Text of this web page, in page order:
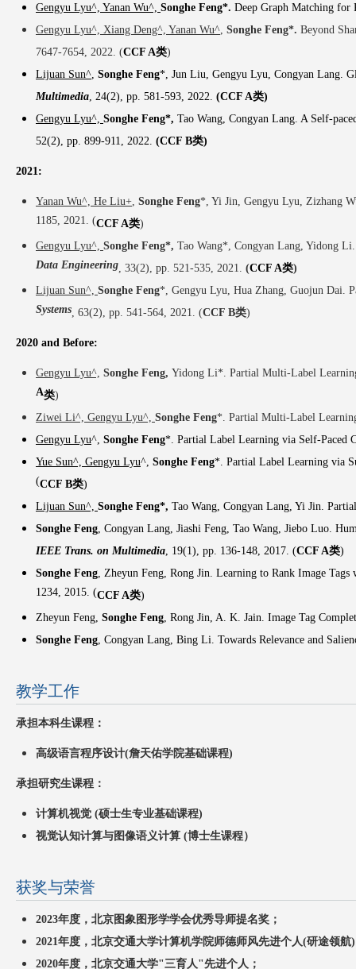
Gengyu Lyu^, Yanan Wu^, Songhe Feng*. Deep Graph Matching
Gengyu Lyu^, Xiang Deng^, Yanan Wu^, Songhe Feng*. Beyond
7647-7654, 2022. (CCF A类)
Lijuan Sun^, Songhe Feng*, Jun Liu, Gengyu Lyu, Congyan Lang.
Multimedia, 24(2), pp. 581-593, 2022. (CCF A类)
Gengyu Lyu^, Songhe Feng*, Tao Wang, Congyan Lang. A Self-
52(2), pp. 899-911, 2022. (CCF B类)
2021:
Yanan Wu^, He Liu+, Songhe Feng*, Yi Jin, Gengyu Lyu, Zizhang
1185, 2021. (CCF A类)
Gengyu Lyu^, Songhe Feng*, Tao Wang*, Congyan Lang, Yidong
Data Engineering, 33(2), pp. 521-535, 2021. (CCF A类)
Lijuan Sun^, Songhe Feng*, Gengyu Lyu, Hua Zhang, Guojun Dai.
Systems, 63(2), pp. 541-564, 2021. (CCF B类)
2020 and Before:
Gengyu Lyu^, Songhe Feng, Yidong Li*. Partial Multi-Label
A类)
Ziwei Li^, Gengyu Lyu^, Songhe Feng*. Partial Multi-Label
Gengyu Lyu^, Songhe Feng*. Partial Label Learning via Self-Paced
Yue Sun^, Gengyu Lyu^, Songhe Feng*. Partial Label Learning via
(CCF B类)
Lijuan Sun^, Songhe Feng*, Tao Wang, Congyan Lang, Yi Jin.
Songhe Feng, Congyan Lang, Jiashi Feng, Tao Wang, Jiebo Luo.
IEEE Trans. on Multimedia, 19(1), pp. 136-148, 2017. (CCF A类)
Songhe Feng, Zheyun Feng, Rong Jin. Learning to Rank Image
1234, 2015. (CCF A类)
Zheyun Feng, Songhe Feng, Rong Jin, A. K. Jain. Image Tag
Songhe Feng, Congyan Lang, Bing Li. Towards Relevance and
教学工作
承担本科生课程：
高级语言程序设计(詹天佑学院基础课程)
承担研究生课程：
计算机视觉 (硕士生专业基础课程)
视觉认知计算与图像语义计算 (博士生课程）
获奖与荣誉
2023年度，北京图象图形学学会优秀导师提名奖；
2021年度，北京交通大学计算机学院师德师风先进个人(研途领航
2020年度，北京交通大学"三育人"先进个人；